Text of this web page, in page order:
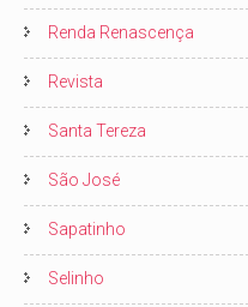
Renda Renascença
Revista
Santa Tereza
São José
Sapatinho
Selinho